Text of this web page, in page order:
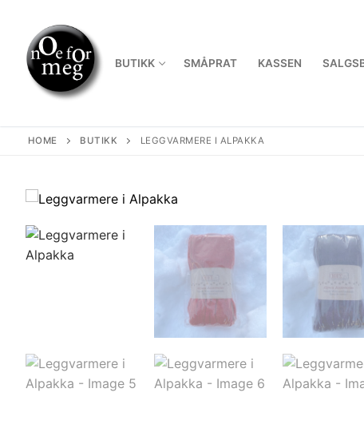
content
BUTIKK SMÅPRAT KASSEN
HOME BUTIKK LEGGVARMERE I ALPAKKA